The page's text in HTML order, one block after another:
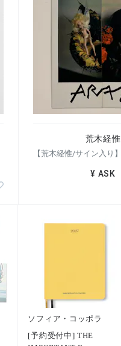
荒木経惟
¥ ASK
ソフィア・コッポラ
[予約受付中] THE